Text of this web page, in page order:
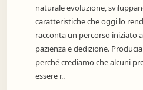
naturale evoluzione,
caratteristiche che oggi lo
racconta un percorso iniziato
pazienza e dedizione.
perché crediamo che alcuni
essere r..